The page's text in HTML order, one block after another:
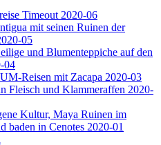
Timeout 2020-06
mit seinen Ruinen der
05
und Blumenteppiche auf den
04
Reisen mit Zacapa 2020-03
Fleisch und Klammeraffen 2020-
Kultur, Maya Ruinen im
baden in Cenotes 2020-01